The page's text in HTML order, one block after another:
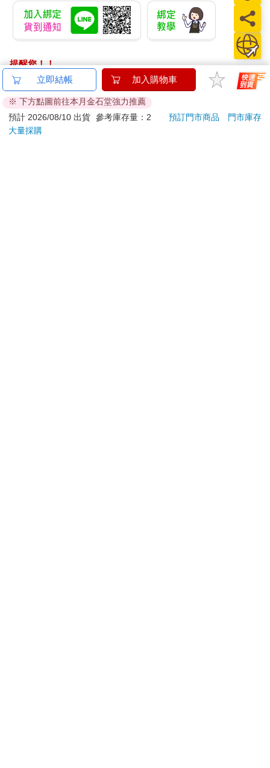
提醒您！！
金石堂及銀行均不會請您操作ATM! 如接獲電話要求您前往
ATM提款機，請不要聽從指示，以免受騙上當！
退換貨須知：
**提醒您，鑑賞期不等於試用期，退回商品須為全新狀態**
立即結帳 加入購物車
※ 下方點圖前往本月金石堂強力推薦
預計 2026/08/10 出貨 參考庫存量：2 預訂門市商品
門市庫存
大量採購